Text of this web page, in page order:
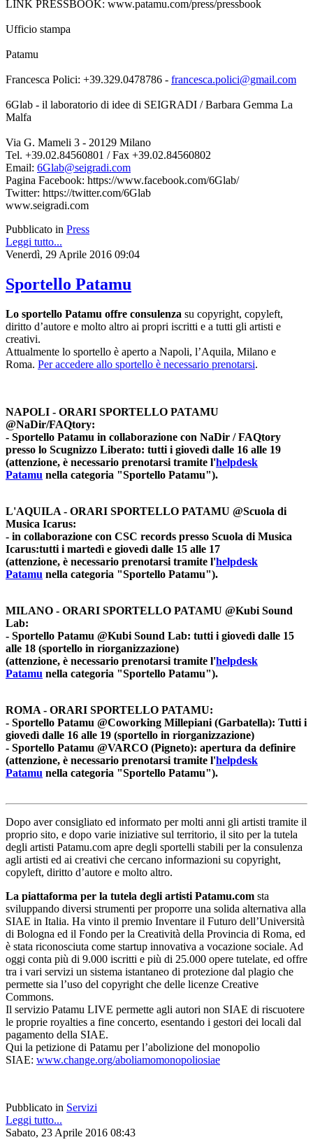
LINK PRESSBOOK: www.patamu.com/press/pressbook
Ufficio stampa
Patamu
Francesca Polici: +39.329.0478786 - francesca.polici@gmail.com
6Glab - il laboratorio di idee di SEIGRADI / Barbara Gemma La
Malfa
Via G. Mameli 3 - 20129 Milano
Tel. +39.02.84560801 / Fax +39.02.84560802
Email: 6Glab@seigradi.com
Pagina Facebook: https://www.facebook.com/6Glab/
Twitter: https://twitter.com/6Glab
www.seigradi.com
Pubblicato in Press
Leggi tutto...
Venerdì, 29 Aprile 2016 09:04
Sportello Patamu
Lo sportello Patamu offre consulenza su copyright, copyleft,
diritto d’autore e molto altro ai propri iscritti e a tutti gli artisti e
creativi.
Attualmente lo sportello è aperto a Napoli, l’Aquila, Milano e
Roma. Per accedere allo sportello è necessario prenotarsi.
NAPOLI - ORARI SPORTELLO PATAMU
@NaDir/FAQtory:
- Sportello Patamu in collaborazione con NaDir / FAQtory
presso lo Scugnizzo Liberato: tutti i giovedì dalle 16 alle 19
(attenzione, è necessario prenotarsi tramite l'helpdesk
Patamu nella categoria "Sportello Patamu").
L'AQUILA - ORARI SPORTELLO PATAMU @Scuola di
Musica Icarus:
- in collaborazione con CSC records presso Scuola di Musica
Icarus:tutti i martedì e giovedì dalle 15 alle 17
(attenzione, è necessario prenotarsi tramite l'helpdesk
Patamu nella categoria "Sportello Patamu").
MILANO - ORARI SPORTELLO PATAMU @Kubi Sound
Lab:
- Sportello Patamu @Kubi Sound Lab: tutti i giovedì dalle 15
alle 18 (sportello in riorganizzazione)
(attenzione, è necessario prenotarsi tramite l'helpdesk
Patamu nella categoria "Sportello Patamu").
ROMA - ORARI SPORTELLO PATAMU:
- Sportello Patamu @Coworking Millepiani (Garbatella): Tutti i
giovedì dalle 16 alle 19 (sportello in riorganizzazione)
- Sportello Patamu @VARCO (Pigneto): apertura da definire
(attenzione, è necessario prenotarsi tramite l'helpdesk
Patamu nella categoria "Sportello Patamu").
Dopo aver consigliato ed informato per molti anni gli artisti tramite il
proprio sito, e dopo varie iniziative sul territorio, il sito per la tutela
degli artisti Patamu.com apre degli sportelli stabili per la consulenza
agli artisti ed ai creativi che cercano informazioni su copyright,
copyleft, diritto d’autore e molto altro.
La piattaforma per la tutela degli artisti Patamu.com sta
sviluppando diversi strumenti per proporre una solida alternativa alla
SIAE in Italia. Ha vinto il premio Inventare il Futuro dell’Università
di Bologna ed il Fondo per la Creatività della Provincia di Roma, ed
è stata riconosciuta come startup innovativa a vocazione sociale. Ad
oggi conta più di 9.000 iscritti e più di 25.000 opere tutelate, ed offre
tra i vari servizi un sistema istantaneo di protezione dal plagio che
permette sia l’uso del copyright che delle licenze Creative
Commons.
Il servizio Patamu LIVE permette agli autori non SIAE di riscuotere
le proprie royalties a fine concerto, esentando i gestori dei locali dal
pagamento della SIAE.
Qui la petizione di Patamu per l’abolizione del monopolio
SIAE: www.change.org/aboliamomonopoliosiae
Pubblicato in Servizi
Leggi tutto...
Sabato, 23 Aprile 2016 08:43